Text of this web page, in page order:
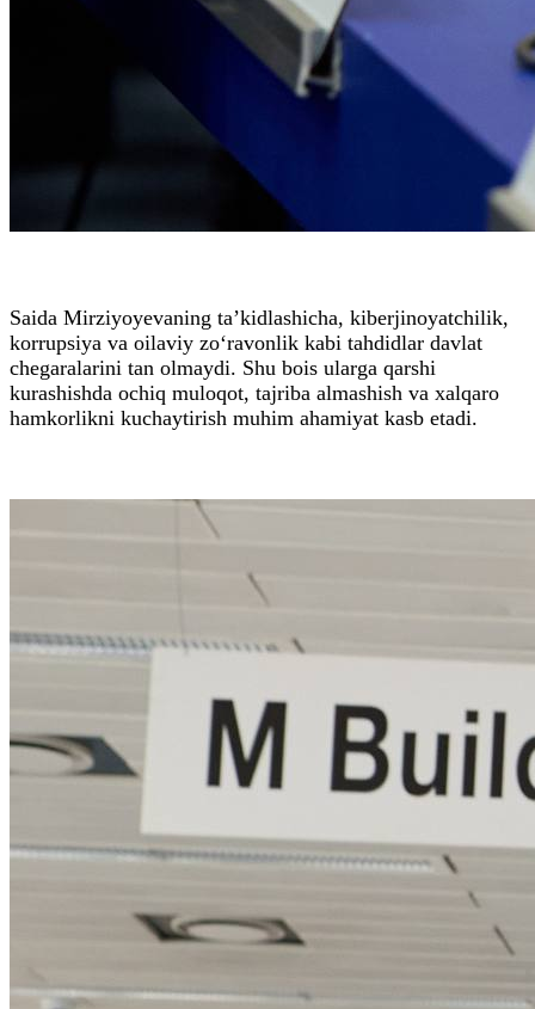
Saida Mirziyoyevaning ta’kidlashicha, kiberjinoyatchilik,
korrupsiya va oilaviy zo‘ravonlik kabi tahdidlar davlat
chegaralarini tan olmaydi. Shu bois ularga qarshi
kurashishda ochiq muloqot, tajriba almashish va xalqaro
hamkorlikni kuchaytirish muhim ahamiyat kasb etadi.